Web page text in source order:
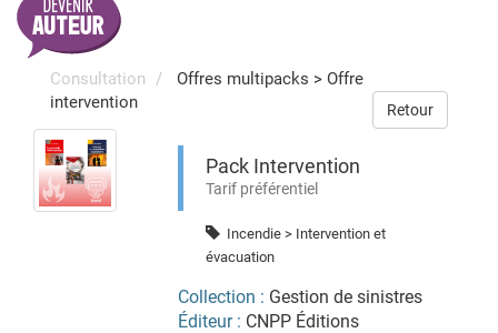
Consultation Offres multipacks > Offre
intervention
Retour
Pack Intervention
Tarif préférentiel
Incendie > Intervention et
évacuation
Collection : Gestion de sinistres
Éditeur : CNPP Éditions